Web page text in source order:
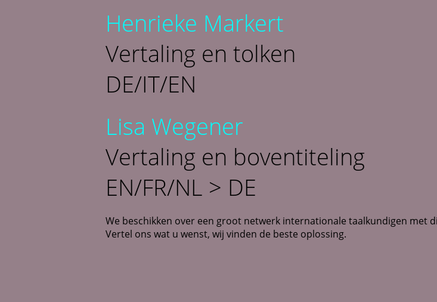
Henrieke Markert
Vertaling en tolken
DE/IT/EN
Lisa Wegener
Vertaling en boventiteling
EN/FR/NL > DE
We beschikken over een groot netwerk internationale taalkundigen met
Vertel ons wat u wenst, wij vinden de beste oplossing.